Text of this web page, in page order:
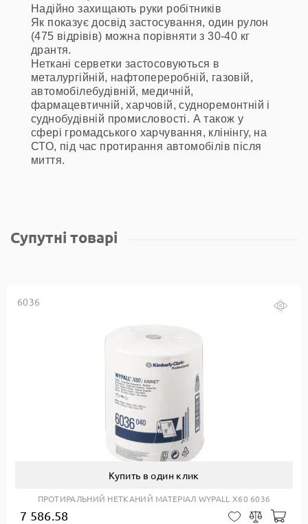
Надійно захищають руки робітників
Як показує досвід застосування, один рулон
(475 відрівів) можна порівняти з 30-40 кг
дрантя.
Неткані серветки застосовуються в
металургійній, нафтопереробній, газовій,
автомобілебудівній, медичній,
фармацевтичній, харчовій, судноремонтній і
суднобудівній промисловості. А також у
сфері громадського харчування, клінінгу, на
СТО, під час протирання автомобілів після
миття.
Супутні товарі
6036
Купить в один клик
ПРОТИРАЛЬНИЙ НЕТКАНИЙ МАТЕРІАЛ WYPALL X60 6036
7 586.58 В закладки
Сравнить